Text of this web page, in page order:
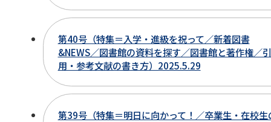
第40号（特集＝入学・進級を祝って／新着図書
&NEWS／図書館の資料を探す／図書館と著作権／引
用・参考文献の書き方）2025.5.29
第39号（特集＝明日に向かって！／卒業生・在校生